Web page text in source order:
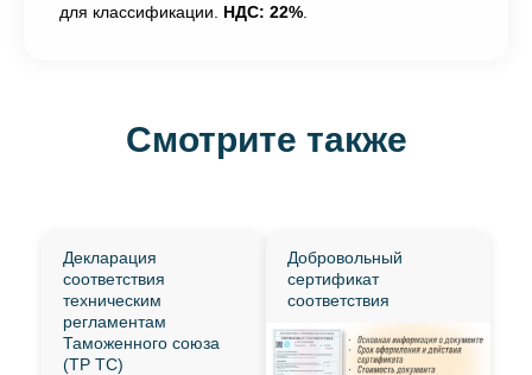
для классификации. НДС: 22%
Смотрите также
Декларация
соответствия
техническим
регламентам
Таможенного союза
(ТР ТС)
Добровольный
сертификат
соответствия